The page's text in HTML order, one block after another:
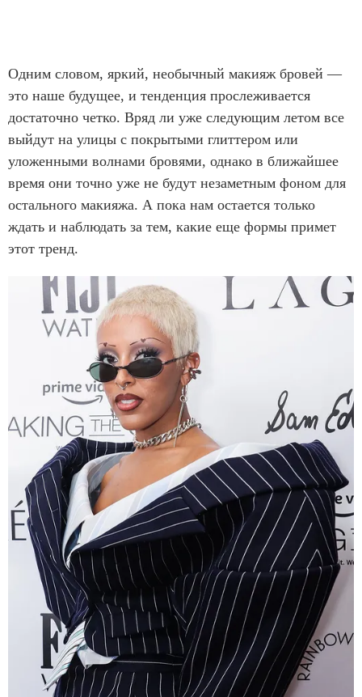
Одним словом, яркий, необычный макияж бровей —
это наше будущее, и тенденция прослеживается
достаточно четко. Вряд ли уже следующим летом все
выйдут на улицы с покрытыми глиттером или
уложенными волнами бровями, однако в ближайшее
время они точно уже не будут незаметным фоном для
остального макияжа. А пока нам остается только
ждать и наблюдать за тем, какие еще формы примет
этот тренд.